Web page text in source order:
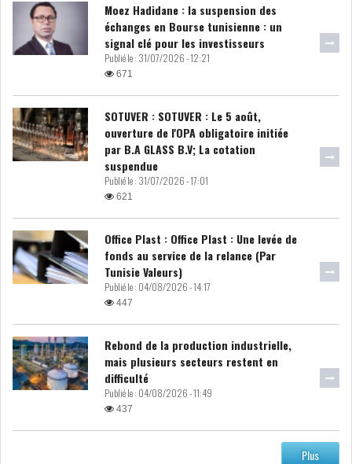
MÉDIAS EDUCATION
TOURISME
DONNÉES
MACROÉCONOMIQUES
HAUSSE DES RÉSERVES DE
DEVISES À 97 JOUR...
LE DÉFICIT COURANT SE
INS : L'INFLATION RECULE À
5,1% EN...
IRADA : PREMIER APPEL À
Moez Hadidane : la suspension des
échanges en Bourse tunisienne : un
signal clé pour les investisseurs
Publié le : 31/07/2026 - 12:21
671
SOTUVER : SOTUVER : Le 5 août,
ouverture de l'OPA obligatoire initiée
par B.A GLASS B.V; La cotation
suspendue
Publié le : 31/07/2026 - 17:01
621
Office Plast : Office Plast : Une levée de
fonds au service de la relance (Par
Tunisie Valeurs)
Publié le : 04/08/2026 - 14:17
447
Rebond de la production industrielle,
mais plusieurs secteurs restent en
difficulté
Publié le : 04/08/2026 - 11:49
437
Plus